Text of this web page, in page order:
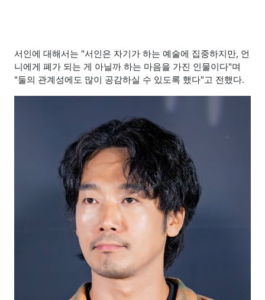
서인에 대해서는 "서인은 자기가 하는 예술에 집중하지만, 언
니에게 폐가 되는 게 아닐까 하는 마음을 가진 인물이다"며
"둘의 관계성에도 많이 공감하실 수 있도록 했다"고 전했다.